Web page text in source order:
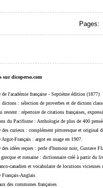
sur dicoperso.com
l'académie française - Septième édition (1877)
dictons : sélection de proverbes et de dictons
restent : répertoire de citations françaises,
du Pacifisme : Anthologie de plus de 400
des curieux : complément pittoresque et original
Français : argot en usage en 1907.
idées reçues : perle d'humour noir, Gustave
et romaine : dictionnaire créé à partir du
canadien et vocabulaire de locutions vicieuses
Français-Anglais
des communes françaises